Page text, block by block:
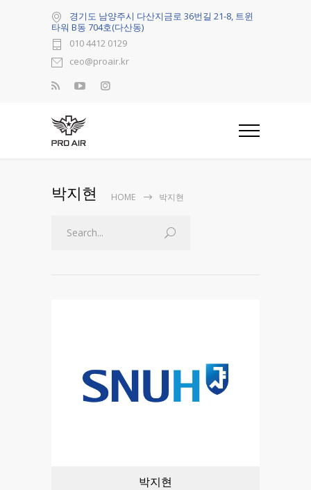
경기도 남양주시 다산지금로 36번길 21-8, 트윈
타워 B동 704호(다산동)
010 4412 0129
ceo@proair.kr
박지현 HOME 박지현
박지현